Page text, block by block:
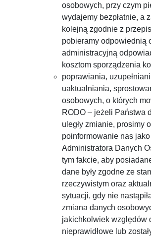
osobowych, przy czym
wydajemy bezpłatnie, a
kolejną zgodnie z
pobieramy odpowiednią
administracyjną
kosztom sporządzenia
poprawiania,
uaktualniania,
osobowych, o których
RODO – jeżeli Państwa
uległy zmianie, prosimy o
poinformowanie nas jako
Administratora Danych
tym fakcie, aby
dane były zgodne ze
rzeczywistym oraz
sytuacji, gdy nie
zmiana danych
jakichkolwiek względów
nieprawidłowe lub